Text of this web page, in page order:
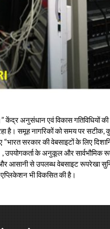
अनुसंधान एवं विकास गतिविधियों
है। समूह नागरिकों को समय पर
“भारत सरकार की वेबसाइटों के लिए
, उपयोगकर्ता के अनुकूल और
आसानी से उपलब्ध वेबसाइट रूपरेखा
भी विकसित की है।